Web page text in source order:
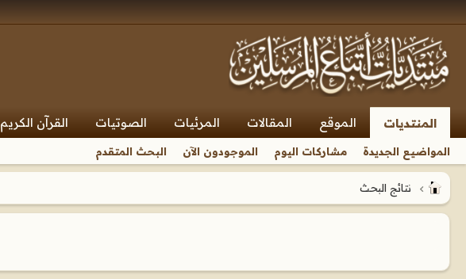
المنتديات الموقع المقالات المرئيات الصوتيات القرآن الكريم
المواضيع الجديدة مشاركات اليوم الموجودون الآن البحث المتقدم
نتائج البحث